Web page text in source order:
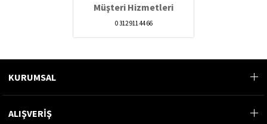
Müşteri Hizmetleri
0 312 911 44 66
KURUMSAL
ALIŞVERİŞ